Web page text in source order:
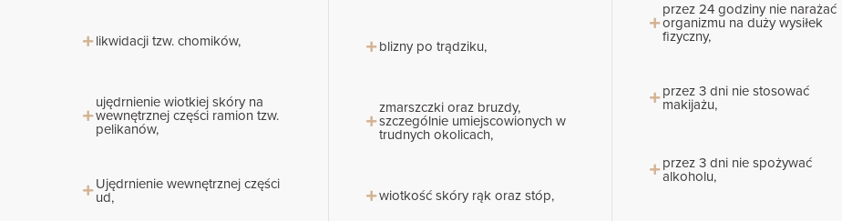
likwidacji tzw. chomików,
ujędrnienie wiotkiej skóry na
wewnętrznej części ramion tzw.
pelikanów,
Ujędrnienie wewnętrznej części
ud,
blizny po trądziku,
zmarszczki oraz bruzdy,
szczególnie umiejscowionych w
trudnych okolicach,
wiotkość skóry rąk oraz stóp,
przez 24 godziny nie narażać
organizmu na duży wysiłek
fizyczny,
przez 3 dni nie stosować
makijażu,
przez 3 dni nie spożywać
alkoholu,